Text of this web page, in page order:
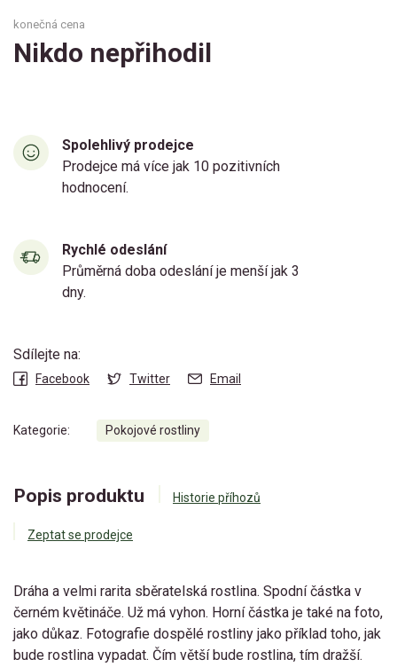
konečná cena
Nikdo nepřihodil
Spolehlivý prodejce
Prodejce má více jak 10 pozitivních
hodnocení.
Rychlé odeslání
Průměrná doba odeslání je menší jak 3
dny.
Sdílejte na:
Facebook Twitter Email
Kategorie: Pokojové rostliny
Popis produktu Historie příhozů
Zeptat se prodejce
Dráha a velmi rarita sběratelská rostlina. Spodní částka v
černém květináče. Už má vyhon. Horní částka je také na foto,
jako důkaz. Fotografie dospělé rostliny jako příklad toho, jak
bude rostlina vypadat. Čím větší bude rostlina, tím dražší.